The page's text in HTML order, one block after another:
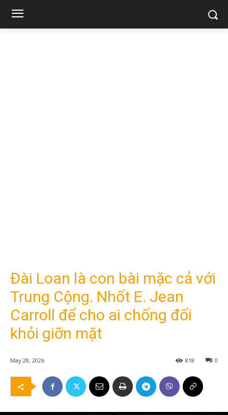
Đài Loan là con bài mặc cả với
Trung Cộng. Nhốt E. Jean
Carroll để cho ai chống đối
khỏi giỡn mặt
May 28, 2026 0
818